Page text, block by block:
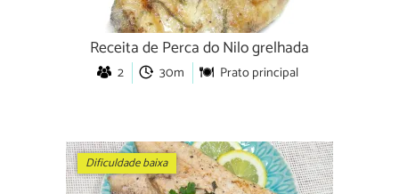
Receita de Perca do Nilo grelhada
2 30m Prato principal
Dificuldade baixa